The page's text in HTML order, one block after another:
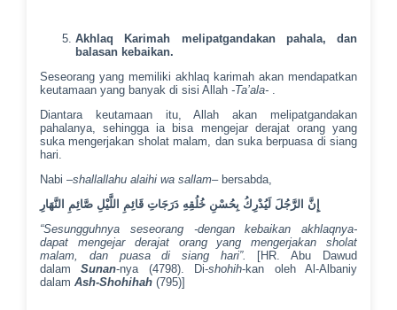
Akhlaq Karimah melipatgandakan pahala, dan
balasan kebaikan.
Seseorang yang memiliki akhlaq karimah akan mendapatkan
keutamaan yang banyak di sisi Allah-Ta’ala-
Diantara keutamaan itu, Allah akan melipatgandakan
pahalanya, sehingga ia bisa mengejar derajat orang yang
suka mengerjakan sholat malam, dan suka berpuasa di siang
hari.
Nabi –shallallahu alaihi wa sallam– bersabda,
إِنَّ الرَّجُلَ لَيُدْرِكُ بِحُسْنِ خُلُقِهِ دَرَجَاتِ قَائِمِ اللَّيْلِ صَّائِمِ النَّهَارِ
“Sesungguhnya seseorang -dengan kebaikan akhlaqnya-
dapat mengejar derajat orang yang mengerjakan sholat
malam, dan puasa di siang hari”.
[HR. Abu Dawud
dalamSunan-nya (4798). Di-shohih-kan oleh Al-Albaniy
dalam Ash-Shohihah(795)]